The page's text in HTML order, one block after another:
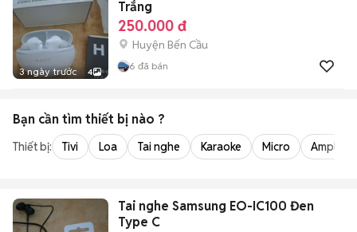
3 ngày trước 4
Trắng
250.000 đ
Huyện Bến Cầu
6 đã bán
Bạn cần tìm thiết bị nào ?
Thiết bị: Tivi Loa Tai nghe Karaoke Micro Amply
Tai nghe Samsung EO-IC100 Đen
Type C